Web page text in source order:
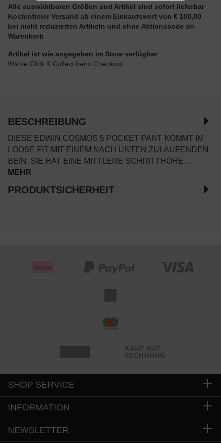
Alle auswählbaren Größen und Artikel sind sofort lieferbar
Kostenfreier Versand ab einem Einkaufswert von € 100,00
bei nicht reduzierten Artikeln und ohne Aktionscode im
Warenkorb
Artikel ist wie angegeben im Store verfügbar
Wähle Click & Collect beim Checkout
BESCHREIBUNG
DIESE EDWIN COSMOS 5 POCKET PANT KOMMT IM
LOOSE FIT MIT EINEM NACH UNTEN ZULAUFENDEN
BEIN. SIE HAT EINE MITTLERE SCHRITTHÖHE…
MEHR
PRODUKTSICHERHEIT
SHOP SERVICE
INFORMATION
NEWSLETTER